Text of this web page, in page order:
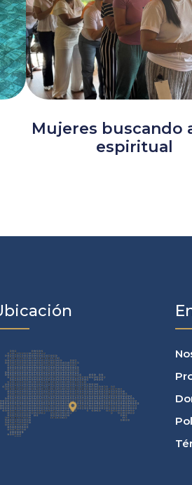
Mujeres buscando
espiritual